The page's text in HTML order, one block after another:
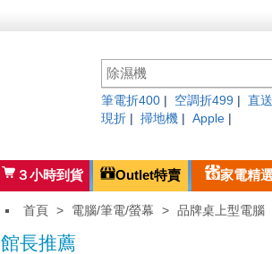
筆電折400 空調折499 直
現折
掃地機 Apple
３小時到貨 Outlet特賣 家電精選
首頁 > 電腦/筆電/螢幕 > 品牌桌上型電腦
館長推薦